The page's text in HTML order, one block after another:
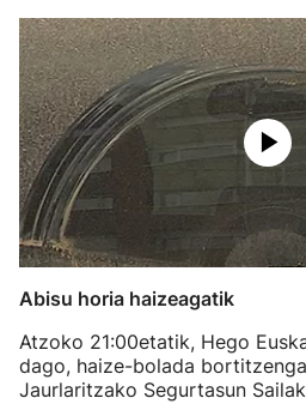
Abisu horia haizeagatik
Atzoko 21:00etatik, Hego
dago, haize-bolada
Jaurlaritzako Segurtasun